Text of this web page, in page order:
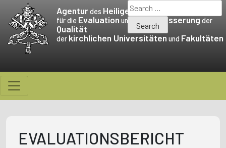
content
Agenturdes Heiligen Stuhls
für die Evaluation und die Verbesserungder
Qualität
der kirchlichen Universitäten und Fakultäten
Search
for:
EVALUATIONSBERICHT